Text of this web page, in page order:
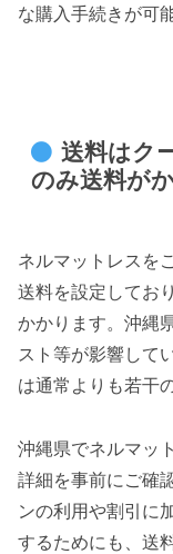
な購入手続きが可
送料はク
のみ送料が
ネルマットレスを
送料を設定してお
かかります。沖縄
スト等が影響して
は通常よりも若干
沖縄県でネルマッ
詳細を事前にご確
ンの利用や割引に
するためにも、送